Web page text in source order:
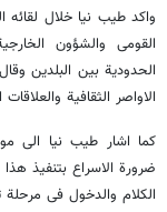
واکد طیب نیا خلال لقائه
القومی والشؤون
الحدودیة بین البلدین
الاواصر الثقافیة
کما اشار طیب نیا الی
ضرورة الاسراع بتنفیذ
الکلام والدخول فی